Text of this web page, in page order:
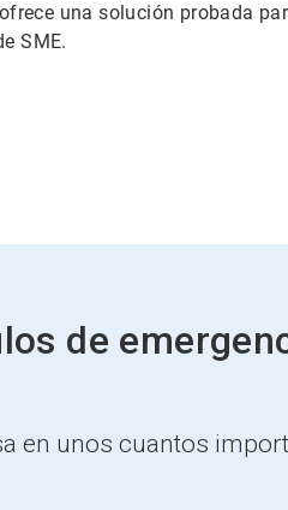
una solución probada
SME.
de
en unos cuantos